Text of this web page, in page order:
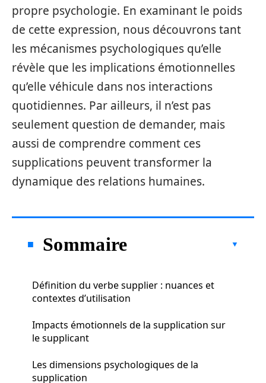
propre psychologie. En examinant le poids
de cette expression, nous découvrons tant
les mécanismes psychologiques qu’elle
révèle que les implications émotionnelles
qu’elle véhicule dans nos interactions
quotidiennes. Par ailleurs, il n’est pas
seulement question de demander, mais
aussi de comprendre comment ces
supplications peuvent transformer la
dynamique des relations humaines.
Sommaire
Définition du verbe supplier : nuances et
contextes d’utilisation
Impacts émotionnels de la supplication sur
le supplicant
Les dimensions psychologiques de la
supplication